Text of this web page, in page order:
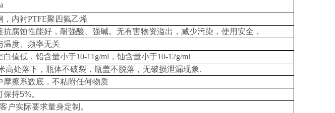
，内衬PTFE聚四氟乙烯
抗腐蚀性能好， 耐强酸、强碱。无有害物资溢出，减少污染，使用安全，
温度、频率无关
白值低，铅含量小于10-11g/ml，铀含量小于10-12g/ml
高处落下，瓶体不破裂，瓶盖不脱落，无破损泄漏现象.
摩擦系数底 ， 不粘附任何物质
保持5%。
户实际要求量身定制。